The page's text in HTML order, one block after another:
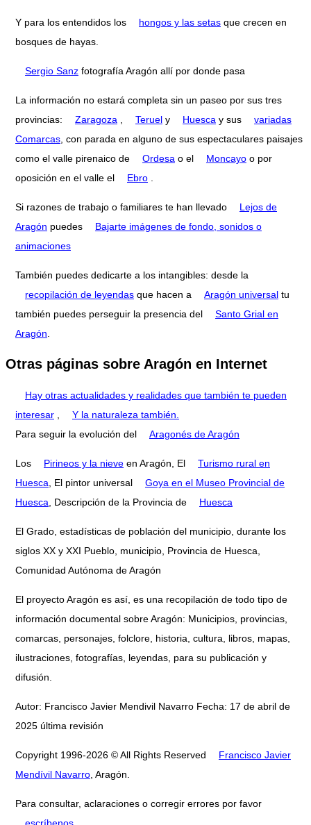
Y para los entendidos los hongos y las setas que crecen en
bosques de hayas.
Sergio Sanz fotografía Aragón allí por donde pasa
La información no estará completa sin un paseo por sus tres
provincias:
Zaragoza Teruel y Huesca y sus
variadas
Comarcas , con parada en alguno de sus espectaculares paisajes
como el valle pirenaico de
Ordesa o el Moncayo o por
oposición en el valle el
Ebro
Si razones de trabajo o familiares te han llevado
Lejos de
Aragón puedes
Bajarte imágenes de fondo, sonidos o
animaciones
También puedes dedicarte a los intangibles: desde la
recopilación de leyendas que hacen a Aragón universal tu
también puedes perseguir la presencia del
Santo Grial en
Aragón
Otras páginas sobre Aragón en Internet
Hay otras actualidades y realidades que también te pueden
interesar
Y la naturaleza también.
Para seguir la evolución del
Aragonés de Aragón
Los Pirineos y la nieve en Aragón, El
Turismo rural en
Huesca , El pintor universal
Goya en el Museo Provincial de
Huesca , Descripción de la Provincia de Huesca
El Grado, estadísticas de población del municipio, durante los
siglos XX y XXI Pueblo, municipio, Provincia de Huesca,
Comunidad Autónoma de Aragón
El proyecto Aragón es así, es una recopilación de todo tipo de
información documental sobre Aragón: Municipios, provincias,
comarcas, personajes, folclore, historia, cultura, libros, mapas,
ilustraciones, fotografías, leyendas, para su publicación y
difusión.
Autor: Francisco Javier Mendivil Navarro Fecha: 17 de abril de
2025 última revisión
Copyright 1996-2026 © All Rights Reserved
Francisco Javier
Mendívil Navarro , Aragón.
Para consultar, aclaraciones o corregir errores por favor